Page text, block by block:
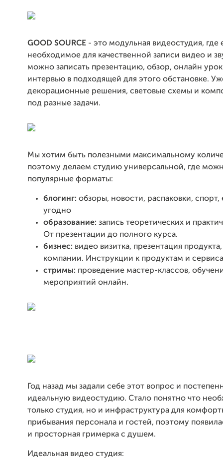
GOOD SOURCE - это модульная видеостудия, где
необходимое для качественной записи видео и
можно записать презентацию, обзор, онлайн
интервью в подходящей для этого обстановке.
декорационные решения, световые схемы и
под разные задачи.
Мы хотим быть полезными максимальному
поэтому делаем студию универсальной, где
популярные форматы:
блогинг: обзоры, новости, распаковки, спорт,
угодно
образование: запись теоретических и
От презентации до полного курса.
бизнес: видео визитка, презентация
компании. Инструкции к продуктам и
стримы: проведение мастер-классов,
мероприятий онлайн.
Год назад мы задали себе этот вопрос и
идеальную видеостудию. Стало понятно что
только студия, но и инфраструктура для
прибывания персонала и гостей, поэтому
и просторная гримерка с душем.
Идеальная видео студия: